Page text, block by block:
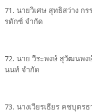
71. นายวิเศษ สุทธิสว่าง ก
รดักซ์ จำกัด
72. นาย วีระพงษ์ สุวัฒนพง
นนท์ จำกัด
73. นางเวียรเธียร คชบุต